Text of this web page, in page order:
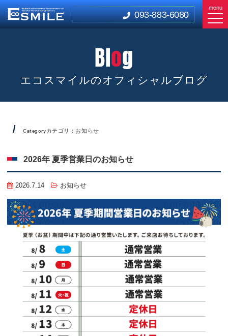
093-883-6080
menu
Blog
エコスマイルのオフィシャルブログ
Categoryカテゴリ：お知らせ
2026年 夏季営業日のお知らせ
2026.7.14 お知らせ